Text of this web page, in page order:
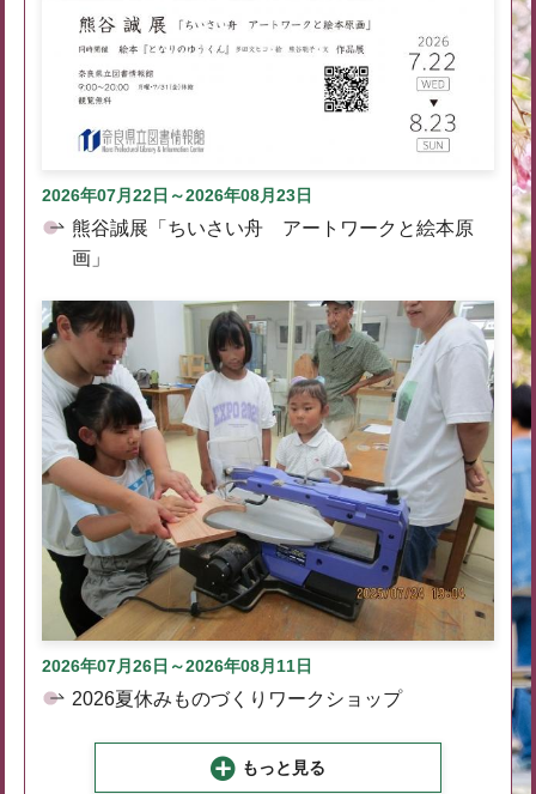
2026年07月22日～2026年08月23日
熊谷誠展「ちいさい舟 アートワークと絵本原
画」
2026年07月26日～2026年08月11日
2026夏休みものづくりワークショップ
もっと見る